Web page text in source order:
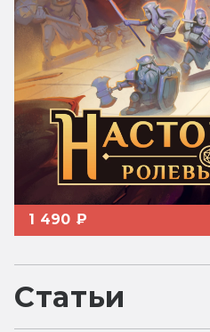
1 490 ₽
Статьи